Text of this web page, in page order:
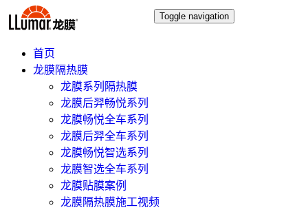
Toggle navigation
首页
龙膜隔热膜
龙膜系列隔热膜
龙膜后羿畅悦系列
龙膜畅悦全车系列
龙膜后羿全车系列
龙膜畅悦智选系列
龙膜智选全车系列
龙膜贴膜案例
龙膜隔热膜施工视频